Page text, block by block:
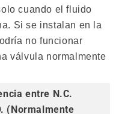
cuando el fluido
Si se instalan en la
no funcionar
válvula normalmente
entre N.C.
(Normalmente